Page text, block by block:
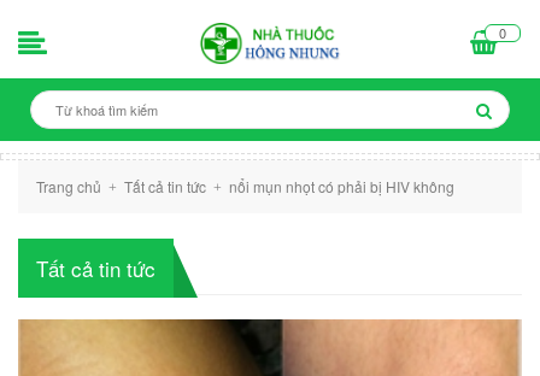
0
Trang chủ + Tất cả tin tức + nổi mụn nhọt có phải bị HIV không
Tất cả tin tức